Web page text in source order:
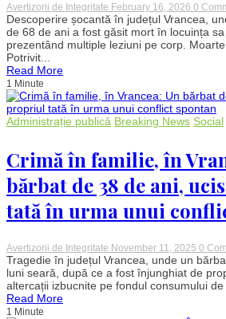
Avertizorii de Integritate February 16, 2026 0
Descoperire șocantă în județul Vrancea,
de 68 de ani a fost găsit mort în locuința
prezentând multiple leziuni pe corp.
Potrivit...
Read More
1 Minute
Administrație publică Breaking News Social
Crimă în familie, în
bărbat de 38 de ani,
tată în urma unui
Avertizorii de Integritate November 11, 2025 0
Tragedie în județul Vrancea, unde un
luni seară, după ce a fost înjunghiat de
altercații izbucnite pe fondul consumului
Read More
1 Minute